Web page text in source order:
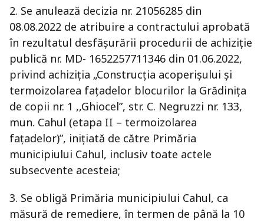
2. Se anulează decizia nr. 21056285 din
08.08.2022 de atribuire a contractului aprobată
în rezultatul desfășurării procedurii de achiziție
publică nr. MD- 1652257711346 din 01.06.2022,
privind achiziția „Construcția acoperișului și
termoizolarea fațadelor blocurilor la Grădinița
de copii nr. 1 ,,Ghiocel”, str. C. Negruzzi nr. 133,
mun. Cahul (etapa II – termoizolarea
fațadelor)”, inițiată de către Primăria
municipiului Cahul, inclusiv toate actele
subsecvente acesteia;
3. Se obligă Primăria municipiului Cahul, ca
măsură de remediere, în termen de până la 10